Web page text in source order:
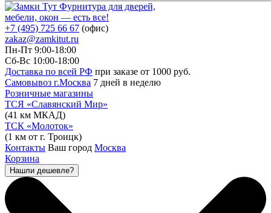
Фурнитура для дверей,
мебели, окон — есть все!
+7 (495) 725 66 67 (офис)
zakaz@zamkitut.ru
Пн-Пт 9:00-18:00
Сб-Вс 10:00-18:00
Доставка по всей РФ при заказе от 1000 руб.
Самовывоз г.Москва 7 дней в неделю
Розничные магазины
ТСЯ «Славянский Мир»
(41 км МКАД)
ТСК «Молоток»
(1 км от г. Троицк)
Контакты Ваш город Москва
Корзина
Нашли дешевле?